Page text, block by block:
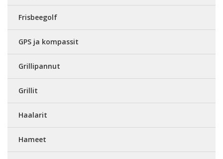
Frisbeegolf
GPS ja kompassit
Grillipannut
Grillit
Haalarit
Hameet